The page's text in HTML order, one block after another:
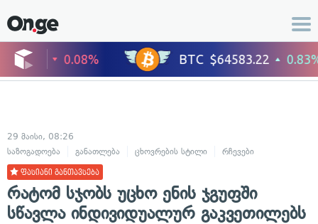
29 მაისი, 08:26
საზოგადოება
განათლება ცხოვრების სტილი რჩევები
ფასიანი განთავსება
რატომ სჯობს უცხო ენის ჯგუფში
სწავლა ინდივიდუალურ გაკვეთილებს